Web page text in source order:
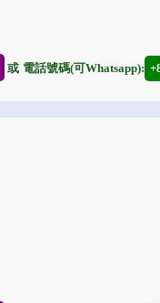
或 電話號碼(可Whatsapp):